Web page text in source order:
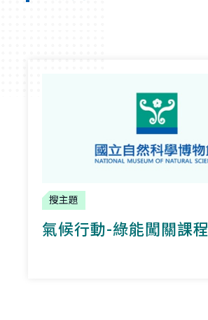
搜主題
氣候行動-綠能闖關課程